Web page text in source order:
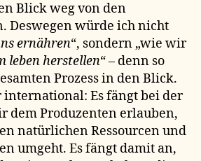
Blick weg von den
Deswegen würde ich nicht
ernähren“, sondern „wie wir
leben herstellen“ – denn so
Prozess in den Blick.
international: Es fängt bei der
dem Produzenten erlauben,
natürlichen Ressourcen und
umgeht. Es fängt damit an,